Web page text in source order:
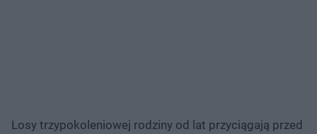
Losy trzypokoleniowej rodziny od lat przyciągają przed